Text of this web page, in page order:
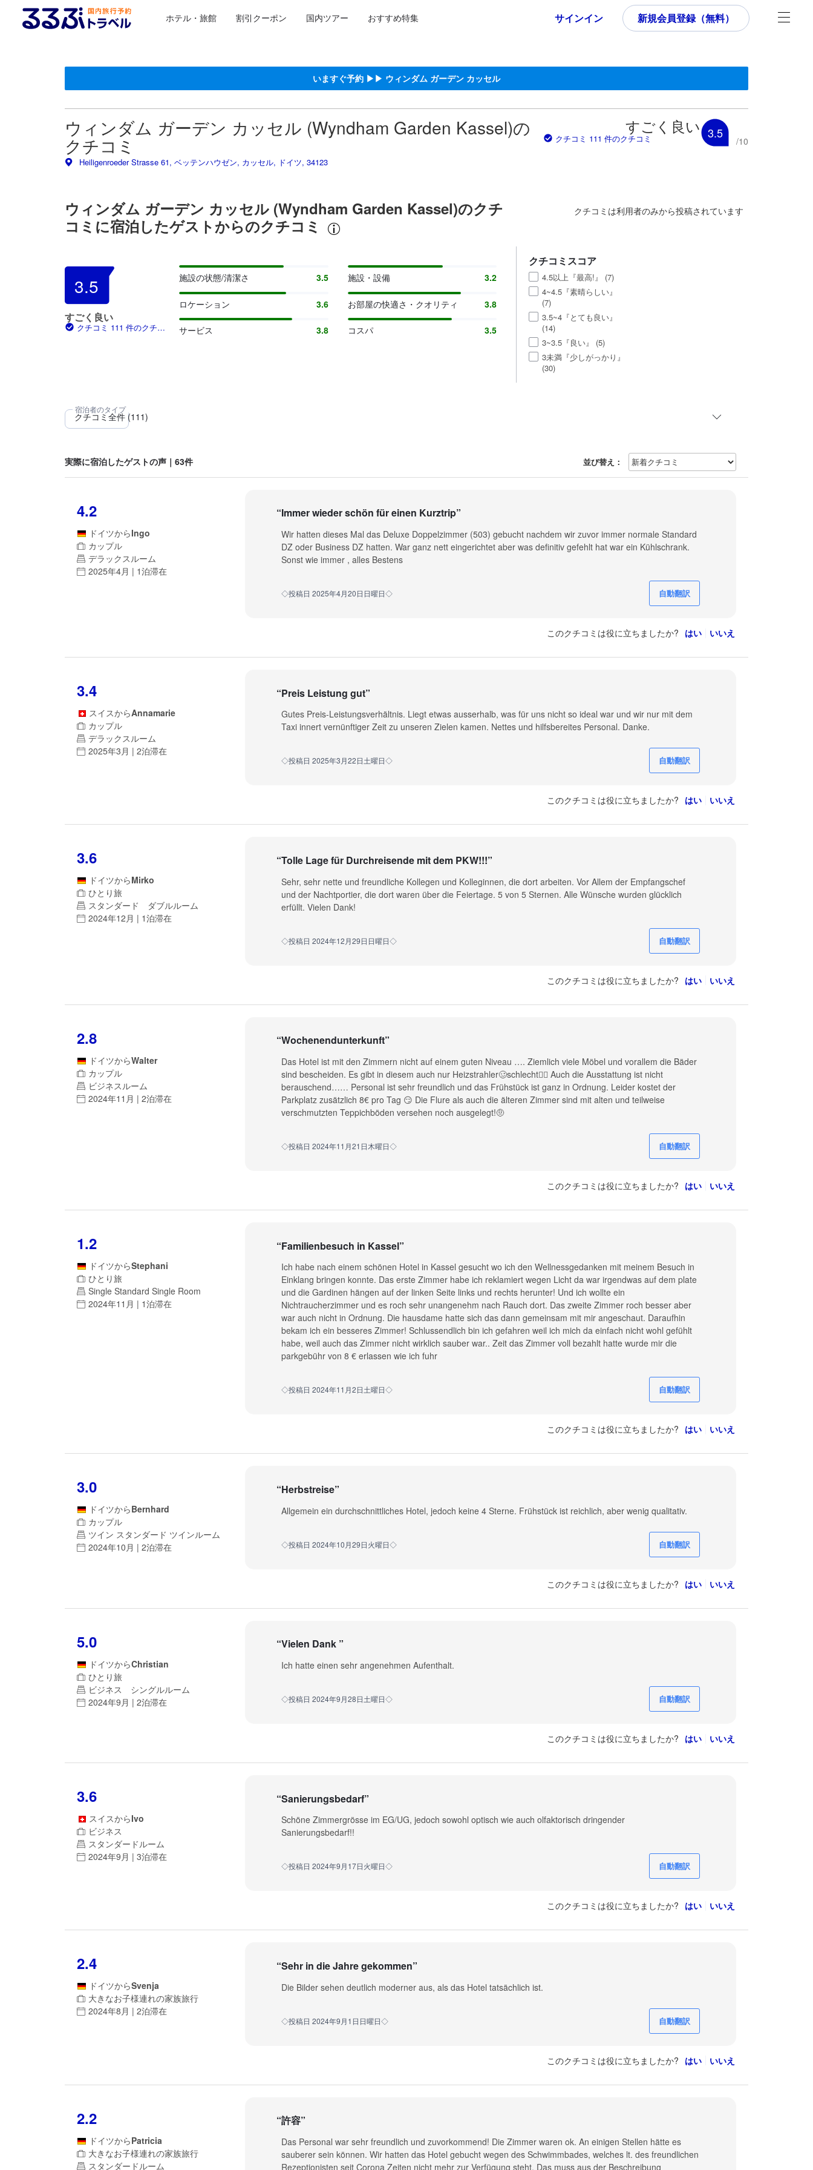
ホテル・旅館 割引クーポン 国内ツアー おすすめ特集 サインイン 新規会員登録（無料）
いますぐ予約 ▶▶ ウィンダム ガーデン カッセル
ウィンダム ガーデン カッセル (Wyndham Garden Kassel)の
クチコミ
Heiligenroeder Strasse 61, ベッテンハウゼン, カッセル, ドイツ, 34123
すごく良い
クチコミ 111 件のクチコミ 3.5
/10
ウィンダム ガーデン カッセル (Wyndham Garden Kassel)のクチ
コミに宿泊したゲストからのクチコミ
クチコミは利用者のみから投稿されています
3.5
すごく良い
クチコミ 111 件のクチコ
施設の状態/清潔さ 3.5 施設・設備 3.2
ロケーション 3.6 お部屋の快適さ・クオリティ 3.8
サービス 3.8 コスパ 3.5
クチコミスコア
4.5以上『最高!』 (7)
4~4.5『素晴らしい』
(7)
3.5~4『とても良い』
(14)
3~3.5『良い』 (5)
3未満『少しがっかり』
(30)
実際に宿泊したゲストの声｜63件 並び替え：
4.2
ドイツからIngo
カップル
デラックスルーム
2025年4月 | 1泊滞在
“Immer wieder schön für einen Kurztrip”
Wir hatten dieses Mal das Deluxe Doppelzimmer (503) gebucht nachdem wir zuvor immer normale Standard
DZ oder Business DZ hatten. War ganz nett eingerichtet aber was definitiv gefehlt hat war ein Kühlschrank.
Sonst wie immer , alles Bestens
◇投稿日 2025年4月20日日曜日◇ 自動翻訳
このクチコミは役に立ちましたか? はい いいえ
3.4
スイスからAnnamarie
カップル
デラックスルーム
2025年3月 | 2泊滞在
“Preis Leistung gut”
Gutes Preis-Leistungsverhältnis. Liegt etwas ausserhalb, was für uns nicht so ideal war und wir nur mit dem
Taxi innert vernünftiger Zeit zu unseren Zielen kamen. Nettes und hilfsbereites Personal. Danke.
◇投稿日 2025年3月22日土曜日◇ 自動翻訳
このクチコミは役に立ちましたか? はい いいえ
3.6
ドイツからMirko
ひとり旅
スタンダード ダブルルーム
2024年12月 | 1泊滞在
“Tolle Lage für Durchreisende mit dem PKW!!!”
Sehr, sehr nette und freundliche Kollegen und Kolleginnen, die dort arbeiten. Vor Allem der Empfangschef
und der Nachtportier, die dort waren über die Feiertage. 5 von 5 Sternen. Alle Wünsche wurden glücklich
erfüllt. Vielen Dank!
◇投稿日 2024年12月29日日曜日◇ 自動翻訳
このクチコミは役に立ちましたか? はい いいえ
2.8
ドイツからWalter
カップル
ビジネスルーム
2024年11月 | 2泊滞在
“Wochenendunterkunft”
Das Hotel ist mit den Zimmern nicht auf einem guten Niveau …. Ziemlich viele Möbel und vorallem die Bäder
sind bescheiden. Es gibt in diesem auch nur Heizstrahler🥴schlecht👎🏻 Auch die Ausstattung ist nicht
berauschend…… Personal ist sehr freundlich und das Frühstück ist ganz in Ordnung. Leider kostet der
Parkplatz zusätzlich 8€ pro Tag 😏 Die Flure als auch die älteren Zimmer sind mit alten und teilweise
verschmutzten Teppichböden versehen noch ausgelegt!🤨
◇投稿日 2024年11月21日木曜日◇ 自動翻訳
このクチコミは役に立ちましたか? はい いいえ
1.2
ドイツからStephani
ひとり旅
Single Standard Single Room
2024年11月 | 1泊滞在
“Familienbesuch in Kassel”
Ich habe nach einem schönen Hotel in Kassel gesucht wo ich den Wellnessgedanken mit meinem Besuch in
Einklang bringen konnte. Das erste Zimmer habe ich reklamiert wegen Licht da war irgendwas auf dem plate
und die Gardinen hängen auf der linken Seite links und rechts herunter! Und ich wollte ein
Nichtraucherzimmer und es roch sehr unangenehm nach Rauch dort. Das zweite Zimmer roch besser aber
war auch nicht in Ordnung. Die hausdame hatte sich das dann gemeinsam mit mir angeschaut. Daraufhin
bekam ich ein besseres Zimmer! Schlussendlich bin ich gefahren weil ich mich da einfach nicht wohl gefühlt
habe, weil auch das Zimmer nicht wirklich sauber war.. Zeit das Zimmer voll bezahlt hatte wurde mir die
parkgebühr von 8 € erlassen wie ich fuhr
◇投稿日 2024年11月2日土曜日◇ 自動翻訳
このクチコミは役に立ちましたか? はい いいえ
3.0
ドイツからBernhard
カップル
ツイン スタンダード ツインルーム
2024年10月 | 2泊滞在
“Herbstreise”
Allgemein ein durchschnittliches Hotel, jedoch keine 4 Sterne. Frühstück ist reichlich, aber wenig qualitativ.
◇投稿日 2024年10月29日火曜日◇ 自動翻訳
このクチコミは役に立ちましたか? はい いいえ
5.0
ドイツからChristian
ひとり旅
ビジネス シングルルーム
2024年9月 | 2泊滞在
“Vielen Dank ”
Ich hatte einen sehr angenehmen Aufenthalt.
◇投稿日 2024年9月28日土曜日◇ 自動翻訳
このクチコミは役に立ちましたか? はい いいえ
3.6
スイスからIvo
ビジネス
スタンダードルーム
2024年9月 | 3泊滞在
“Sanierungsbedarf”
Schöne Zimmergrösse im EG/UG, jedoch sowohl optisch wie auch olfaktorisch dringender
Sanierungsbedarf!!
◇投稿日 2024年9月17日火曜日◇ 自動翻訳
このクチコミは役に立ちましたか? はい いいえ
2.4
ドイツからSvenja
大きなお子様連れの家族旅行
2024年8月 | 2泊滞在
“Sehr in die Jahre gekommen”
Die Bilder sehen deutlich moderner aus, als das Hotel tatsächlich ist.
◇投稿日 2024年9月1日日曜日◇ 自動翻訳
このクチコミは役に立ちましたか? はい いいえ
2.2
ドイツからPatricia
大きなお子様連れの家族旅行
スタンダードルーム
“許容”
Das Personal war sehr freundlich und zuvorkommend! Die Zimmer waren ok. An einigen Stellen hätte es
sauberer sein können. Wir hatten das Hotel gebucht wegen des Schwimmbades, welches lt. des freundlichen
Rezeptionisten seit Corona Zeiten nicht mehr zur Verfügung steht. Das muss aus der Beschreibung